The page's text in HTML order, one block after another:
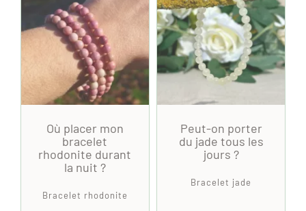
Où placer mon
bracelet
rhodonite durant
la nuit ?
Bracelet rhodonite
Peut-on porter
du jade tous les
jours ?
Bracelet jade